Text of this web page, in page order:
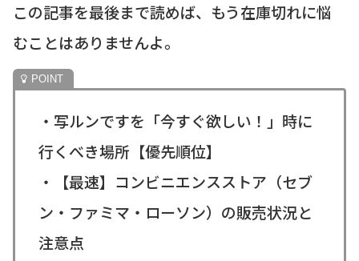
この記事を最後まで読めば、もう在庫切れに悩
むことはありませんよ。
・写ルンですを「今すぐ欲しい！」時に
行くべき場所【優先順位】
・【最速】コンビニエンスストア（セブ
ン・ファミマ・ローソン）の販売状況と
注意点